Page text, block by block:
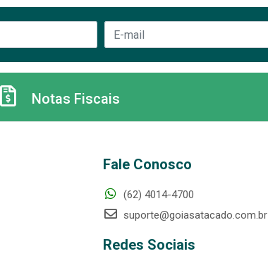
Notas Fiscais
Fale Conosco
(62) 4014-4700
suporte@goiasatacado.com.br
Redes Sociais